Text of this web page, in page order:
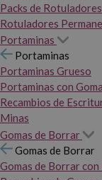
Packs de Rotuladores
Rotuladores
Portaminas
Portaminas
Portaminas Grueso
Portaminas con Goma
Recambios de
Minas
Gomas de Borrar
Gomas de Borrar
Gomas de Borrar con